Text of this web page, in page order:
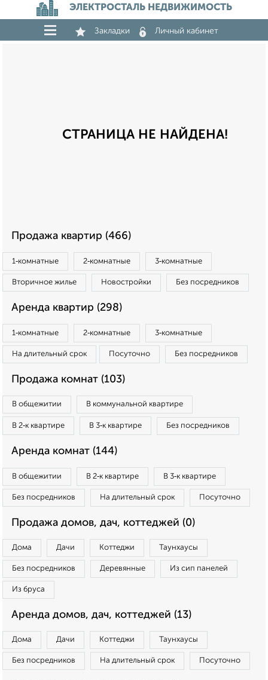
ЭЛЕКТРОСТАЛЬ НЕДВИЖИМОСТЬ
Закладки Личный кабинет
СТРАНИЦА НЕ НАЙДЕНА!
Продажа квартир (466)
1‑комнатные 2‑комнатные 3‑комнатные
Вторичное жилье Новостройки Без посредников
Аренда квартир (298)
1‑комнатные 2‑комнатные 3‑комнатные
На длительный срок Посуточно Без посредников
Продажа комнат (103)
В общежитии В коммунальной квартире
В 2‑к квартире В 3‑к квартире Без посредников
Аренда комнат (144)
В общежитии В 2‑к квартире В 3‑к квартире
Без посредников На длительный срок Посуточно
Продажа домов, дач, коттеджей (0)
Дома Дачи Коттеджи Таунхаусы
Без посредников Деревянные Из сип панелей
Из бруса
Аренда домов, дач, коттеджей (13)
Дома Дачи Коттеджи Таунхаусы
Без посредников На длительный срок Посуточно